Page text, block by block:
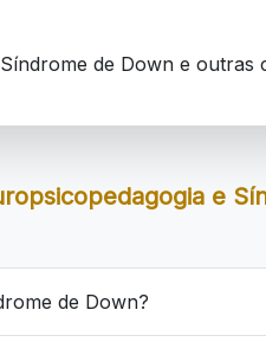
de Down e outras
e
de Down?